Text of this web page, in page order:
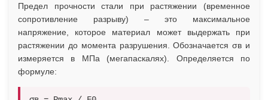
Предел прочности стали при растяжении (временное
сопротивление разрыву) – это максимальное
напряжение, которое материал может выдержать при
растяжении до момента разрушения. Обозначается σв и
измеряется в МПа (мегапаскалях). Определяется по
формуле: